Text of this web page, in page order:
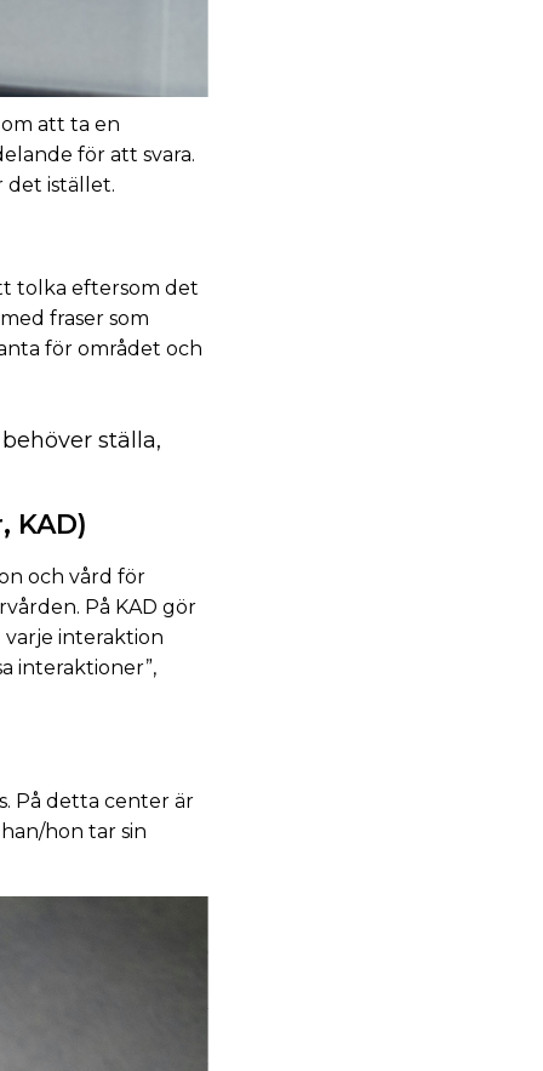
att ta en
för att svara.
det istället.
tolka eftersom det
fraser som
för området och
ställa,
KAD)
och vård för
På KAD gör
interaktion
interaktioner”,
På detta center är
hon tar sin